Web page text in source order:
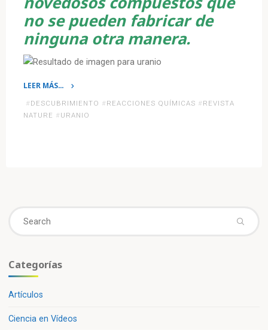
no se pueden fabricar de
ninguna otra manera.
LEER MÁS…
«Nuevas
propiedades
# DESCUBRIMIENTO # REACCIONES QUÍMICAS # REVISTA
NATURE # URANIO
Categorías
Artículos
Ciencia en Vídeos